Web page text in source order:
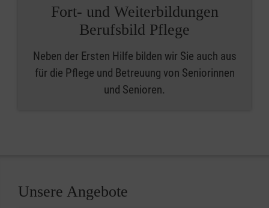
Fort- und Weiterbildungen
Berufsbild Pflege
Neben der Ersten Hilfe bilden wir Sie auch aus
für die Pflege und Betreuung von Seniorinnen
und Senioren.
Unsere Angebote